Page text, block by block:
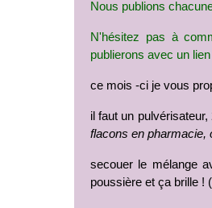
Nous publions
N'hésitez pas à
publierons avec un
ce mois -ci je vous
il faut un
flacons en pharmacie,
secouer le mélange
poussière et ça brille !